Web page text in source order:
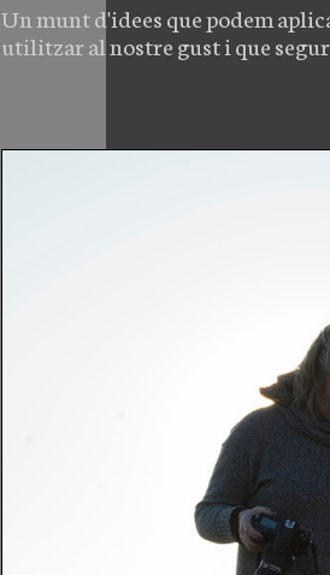
Un munt d'idees que podem
utilitzar al nostre gust i que